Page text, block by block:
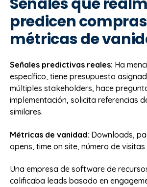
predicen
métricas de
Señales predictivas reales: Ha
específico, tiene presupuesto
múltiples stakeholders, hace
implementación, solicita referencias
similares.
Métricas de vanidad: Downloads,
opens, time on site, número de
Una empresa de software de
calificaba leads basado en